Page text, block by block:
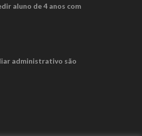
aluno de 4 anos com
administrativo são